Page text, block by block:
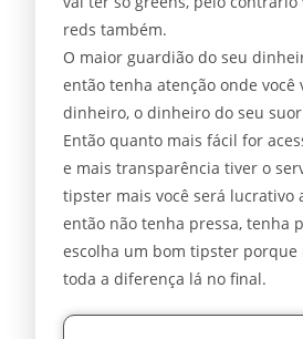
reds também.
O maior guardião do seu
então tenha atenção onde você
dinheiro, o dinheiro do seu
Então quanto mais fácil for
e mais transparência tiver o
tipster mais você será lucrativo
então não tenha pressa, tenha
escolha um bom tipster porque
toda a diferença lá no final.